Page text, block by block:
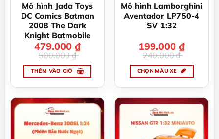
được
chọn
trên
trang
sản
phẩm
được
chọn
trên
sản
phẩm
Mô hình Jada Toys
DC Comics Batman
2008 The Dark
Knight Batmobile
500.000₫
Giá
gốc
là:
500.000 ₫.
479.000 ₫
Giá
hiện
tại
là:
479.000 ₫.
THÊM VÀO GIỎ
Mô hình Lamborghini
Aventador LP750-4
SV 1:32
240.000₫
Giá
gốc
là:
240.000 ₫.
199.000 ₫
Giá
hiện
tại
là:
199.000 ₫.
CHỌN MÀU XE
này
có
nhiều
biến